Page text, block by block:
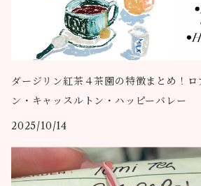
ダージリン紅茶４茶園の特徴まとめ！
ン・キャッスルトン・ハッピーバレー
2025/10/14